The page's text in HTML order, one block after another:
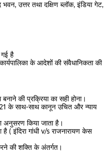
उत्तर तथा दक्षिण ब्लॉक, इंडिया गेट,
गई है
कार्यपालिका के आदेशों की संवैधानिकता की
बनाने की प्रक्रिया का सही होना।
के साथ-साथ कानून उचित और न्याय
अनुसरण किया जाता है।
है ( इंदिरा गांधी v/s राजनारायण केस
करने की शक्ति के अंतर्गत।